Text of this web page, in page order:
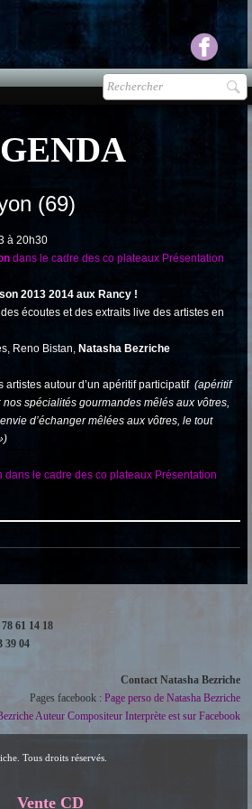
(69)
à 20h30
dans le cadre des co plateaux Présentation
2013 2014 aux Rancy !
écoutes et des extraits live des artistes en
Reno Bistan, Natasha Bezriche
artistes autour d’un apéritif participatif (apéritif
spécialités gourmandes mêlés aux vôtres,
d’échanger mêlées aux vôtres, le tout
dans le cadre des co plateaux Présentation
61 14 18
39 04
Contact Natasha Bezriche
Pages facebook : Page perso de Natasha Bezriche
Auteur Compositeur Interprète est sur Facebook
Tous droits réservés.
Vente CD